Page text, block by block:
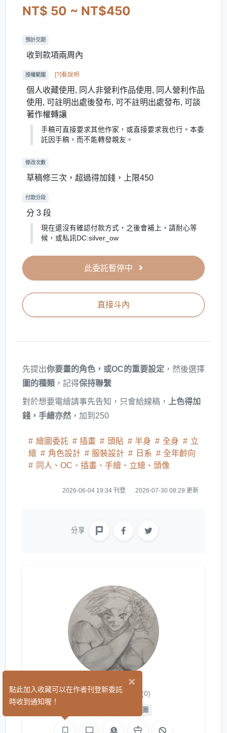
NT$ 50 ~ NT$450
預計交期
收到款項兩周內
授權範圍 [?]看說明
個人收藏使用, 同人非營利作品使用, 同人營利作品
使用, 可註明出處後發布, 可不註明出處發布, 可談
著作權轉讓
手稿可直接要求其他作家，或直接要求我也行。本委
託因手稿，而不能轉發親友。
修改次數
草稿修三次，超過得加錢，上限450
付款分段
分 3 段
現在還沒有確認付款方式，之後會補上，請耐心等
候，或私訊DC:silver_ow
此委託暫停中
直接斗內
先提出你要畫的角色，或OC的重要設定 ，然後選擇
圖的種類 ，記得保持聯繫
對於想要電繪請事先告知，只會給線稿，
上色得加
錢，手繪亦然 ，加到250
繪圖委託 插畫 頭貼 半身 全身
立
繪
角色設計 服裝設計 日系
全年齡向
同人、OC、插畫、手繪、立繪、頭像
2026-06-04 19:34 刊登 2026-07-30 08:29 更新
分享
夜光劍士 (0)
繪圖
×
點此加入收藏可以在作者刊登新委託
時收到通知喔！